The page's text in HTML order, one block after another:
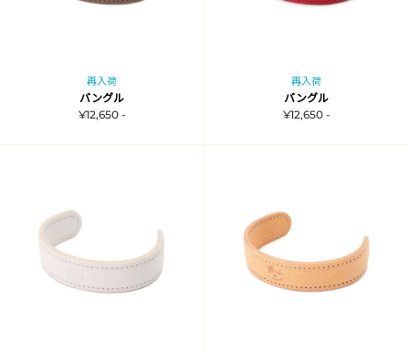
再入荷
バングル
¥12,650 -
再入荷
バングル
¥12,650 -